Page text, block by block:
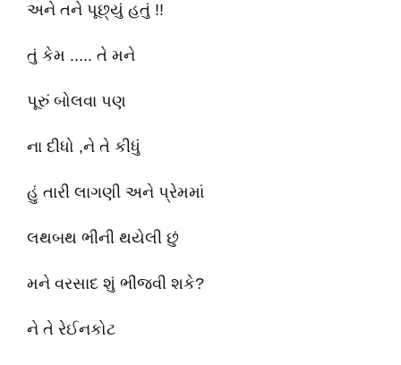
અને તને પૂછ્યું હતું !!
તું કેમ ..... તે મને
પૂરું બોલવા પણ
ના દીધો ,ને તે કીધું
હું તારી લાગણી અને પ્રેમમાં
લથબથ ભીની થયેલી છું
મને વરસાદ શું ભીંજવી શકે?
ને તે રેઈનકોટ